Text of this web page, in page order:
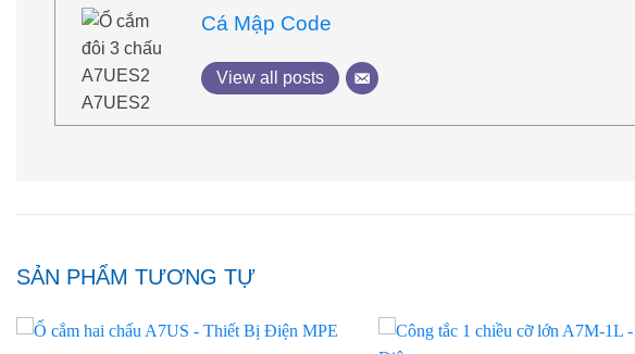
Cá Mập Code
View all posts
SẢN PHẨM TƯƠNG TỰ